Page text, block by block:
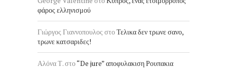
φάρος ελληνισμού
Γιώργος Γιαννοπουλος στοΤελικα δεν τρωνε σανο,
τρωνε κατσαριδες!
Αλόνα Τ.στο“De jure” αποφυλακιση Ρουπακια